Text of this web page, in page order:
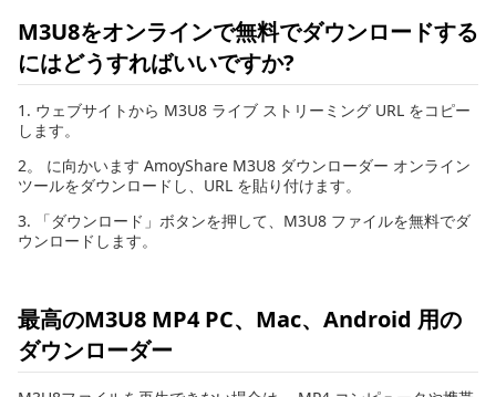
M3U8をオンラインで無料でダウンロードする
にはどうすればいいですか?
1. ウェブサイトから M3U8 ライブ ストリーミング URL をコピー
します。
2。 に向かいます AmoyShare M3U8 ダウンローダー オンライン
ツールをダウンロードし、URL を貼り付けます。
3. 「ダウンロード」ボタンを押して、M3U8 ファイルを無料でダ
ウンロードします。
最高のM3U8 MP4 PC、Mac、Android 用の
ダウンローダー